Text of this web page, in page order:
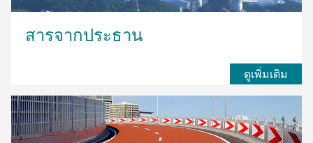
สารจากประธาน
ดูเพิ่มเติม